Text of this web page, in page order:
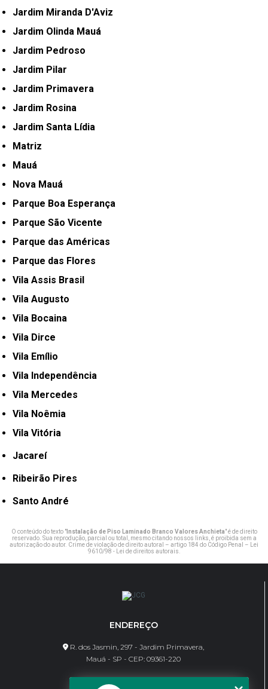
Jardim Miranda D'Aviz
Jardim Olinda Mauá
Jardim Pedroso
Jardim Pilar
Jardim Primavera
Jardim Rosina
Jardim Santa Lídia
Matriz
Mauá
Nova Mauá
Parque Boa Esperança
Parque São Vicente
Parque das Américas
Parque das Flores
Vila Assis Brasil
Vila Augusto
Vila Bocaina
Vila Dirce
Vila Emílio
Vila Independência
Vila Mercedes
Vila Noêmia
Vila Vitória
Jacareí
Ribeirão Pires
Santo André
O conteúdo do texto "Instalação de Piso Laminado Branco Valores Anchieta" é de direito
reservado. Sua reprodução, parcial ou total, mesmo citando nossos links, é proibida sem a
autorização do autor. Crime de violação de direito autoral – artigo 184 do Código Penal –
Lei
9610/98 - Lei de direitos autorais
ENDEREÇO
R. dos Jasmin, 297 - Jardim Primavera,
Mauá - SP - CEP: 09361-220